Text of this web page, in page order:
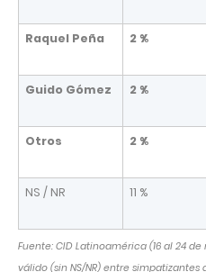
Raquel Peña 2 %
Guido Gómez 2 %
Otros 2 %
NS / NR 11 %
Fuente: CID Latinoamérica (16 al 24
válido (sin NS/NR) entre simpatizantes